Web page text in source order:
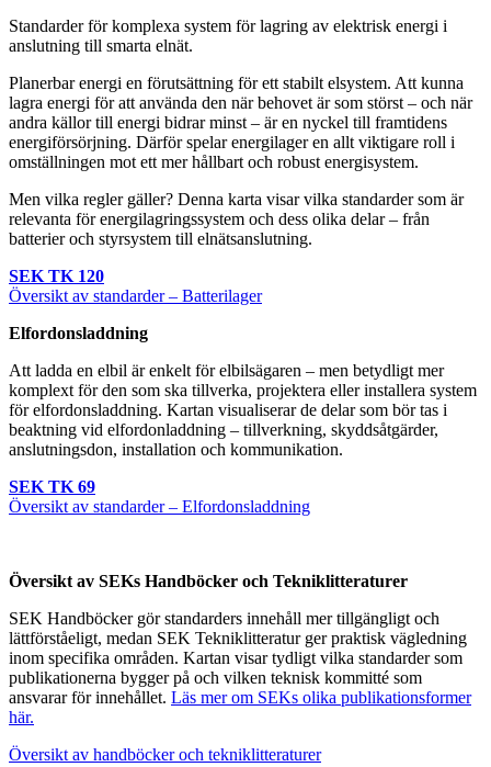
Standarder för komplexa system för lagring av elektrisk energi i
anslutning till smarta elnät.
Planerbar energi en förutsättning för ett stabilt elsystem. Att kunna
lagra energi för att använda den när behovet är som störst – och när
andra källor till energi bidrar minst – är en nyckel till framtidens
energiförsörjning. Därför spelar energilager en allt viktigare roll i
omställningen mot ett mer hållbart och robust energisystem.
Men vilka regler gäller? Denna karta visar vilka standarder som är
relevanta för energilagringssystem och dess olika delar – från
batterier och styrsystem till elnätsanslutning.
SEK TK 120
Översikt av standarder – Batterilager
Elfordonsladdning
Att ladda en elbil är enkelt för elbilsägaren – men betydligt mer
komplext för den som ska tillverka, projektera eller installera system
för elfordonsladdning. Kartan visualiserar de delar som bör tas i
beaktning vid elfordonladdning – tillverkning, skyddsåtgärder,
anslutningsdon, installation och kommunikation.
SEK TK 69
Översikt av standarder – Elfordonsladdning
Översikt av SEKs Handböcker och Tekniklitteraturer
SEK Handböcker gör standarders innehåll mer tillgängligt och
lättförståeligt, medan SEK Tekniklitteratur ger praktisk vägledning
inom specifika områden. Kartan visar tydligt vilka standarder som
publikationerna bygger på och vilken teknisk kommitté som
ansvarar för innehållet. Läs mer om SEKs olika publikationsformer
här.
Översikt av handböcker och tekniklitteraturer